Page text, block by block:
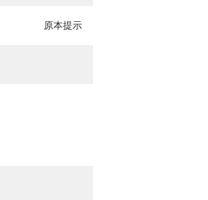
原本提示